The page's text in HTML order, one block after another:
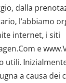
dalla
l’abbiamo
internet, i siti
e
utili.
a causa dei